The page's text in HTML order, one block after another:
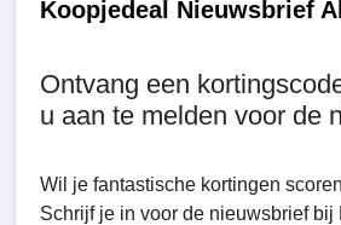
Koopjedeal Nieuwsbrief
Ontvang een
u aan te melden voor de
Wil je fantastische kortingen
Schrijf je in voor de nieuwsbrief bij